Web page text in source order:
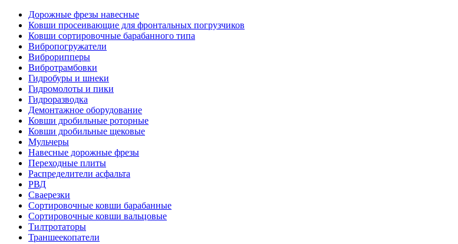
Дорожные фрезы навесные
Ковши просеивающие для фронтальных погрузчиков
Ковши сортировочные барабанного типа
Вибропогружатели
Виброрипперы
Вибротрамбовки
Гидробуры и шнеки
Гидромолоты и пики
Гидроразводка
Демонтажное оборудование
Ковши дробильные роторные
Ковши дробильные щековые
Мульчеры
Навесные дорожные фрезы
Переходные плиты
Распределители асфальта
РВД
Сваерезки
Сортировочные ковши барабанные
Сортировочные ковши вальцовые
Тилтротаторы
Траншеекопатели